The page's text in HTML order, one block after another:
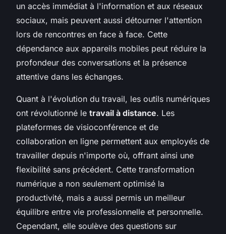
un accès immédiat à l'information et aux réseaux
sociaux, mais peuvent aussi détourner l'attention
lors de rencontres en face à face. Cette
dépendance aux appareils mobiles peut réduire la
profondeur des conversations et la présence
attentive dans les échanges.
Quant à l'évolution du travail, les outils numériques
ont révolutionné le travail à distance. Les
plateformes de visioconférence et de
collaboration en ligne permettent aux employés de
travailler depuis n'importe où, offrant ainsi une
flexibilité sans précédent. Cette transformation
numérique a non seulement optimisé la
productivité, mais a aussi permis un meilleur
équilibre entre vie professionnelle et personnelle.
Cependant, elle soulève des questions sur